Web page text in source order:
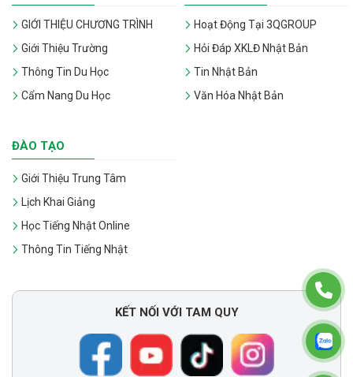
GIỚI THIỆU CHƯƠNG TRÌNH
Giới Thiệu Trường
Thông Tin Du Học
Cẩm Nang Du Học
Hoạt Động Tại 3QGROUP
Hỏi Đáp XKLĐ Nhật Bản
Tin Nhật Bản
Văn Hóa Nhật Bản
ĐÀO TẠO
Giới Thiệu Trung Tâm
Lịch Khai Giảng
Học Tiếng Nhật Online
Thông Tin Tiếng Nhật
KẾT NỐI VỚI TAM QUY